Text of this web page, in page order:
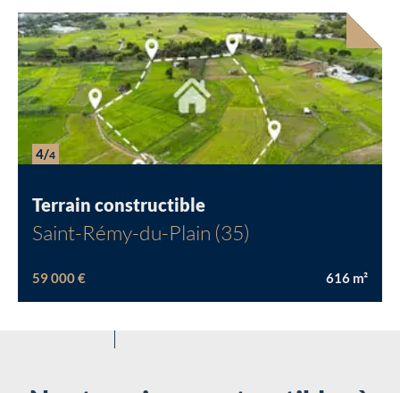
4/4
Terrain constructible
Saint-Rémy-du-Plain (35)
59 000 € 616 m²